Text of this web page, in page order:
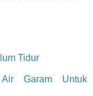
Tidur
Garam Untuk